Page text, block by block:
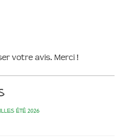
votre avis. Merci !
été 2026